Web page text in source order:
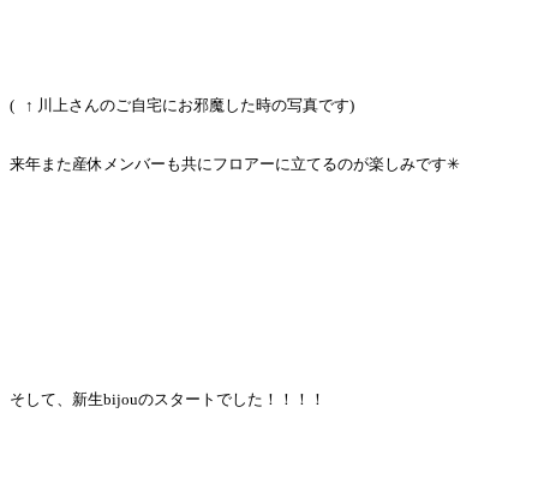
( ↑ 川上さんのご自宅にお邪魔した時の写真です)
来年また産休メンバーも共にフロアーに立てるのが楽しみです✳︎
そして、新生bijouのスタートでした！！！！